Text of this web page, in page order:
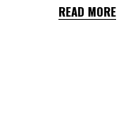
READ MORE